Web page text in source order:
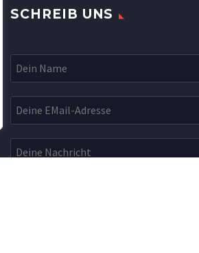
SCHREIB UNS